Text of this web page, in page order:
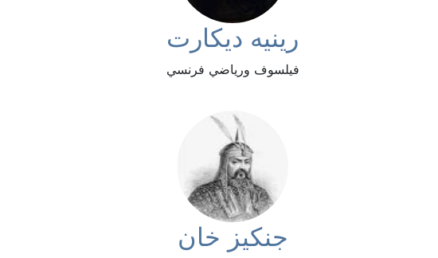
رينيه ديكارت
فيلسوف ورياضي فرنسي
جنكيز خان